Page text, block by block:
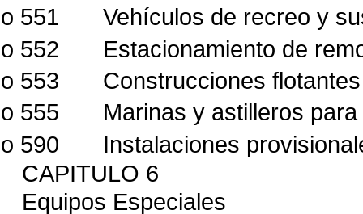
551
Vehículos de recreo y
552
Estacionamiento de
553
Construcciones flotantes
555
Marinas y astilleros
590
Instalaciones
CAPITULO 6
Equipos Especiales